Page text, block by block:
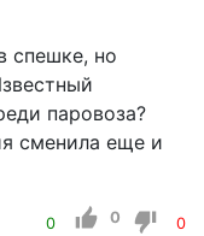
спешке, но
паровоза?
сменила еще и
0 0 0